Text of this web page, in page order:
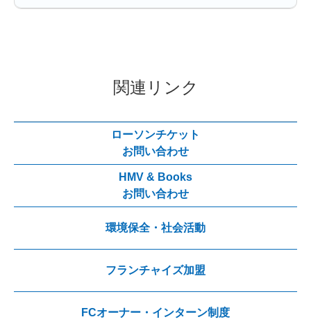
関連リンク
ローソンチケット
お問い合わせ
HMV & Books
お問い合わせ
環境保全・社会活動
フランチャイズ加盟
FCオーナー・インターン制度